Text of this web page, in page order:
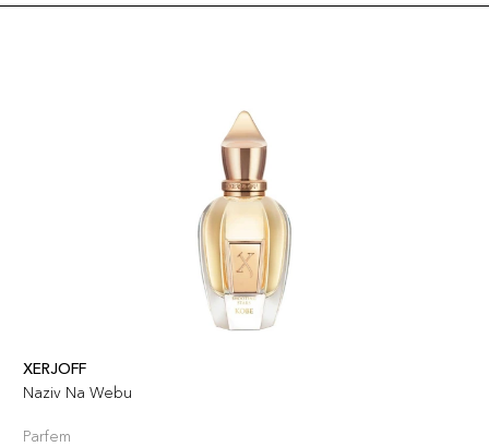
XERJOFF
Naziv Na Webu
Parfem